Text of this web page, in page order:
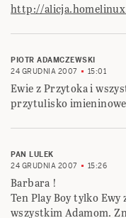
http://
PIOTR ADAMCZEWSKI
24 GRUDNIA 2007
15:01
Ewie z Przytoka i
przytulisko imieninowe
PAN LULEK
24 GRUDNIA 2007
15:26
Barbara !
Ten Play Boy tylko
wszystkim Adamom.